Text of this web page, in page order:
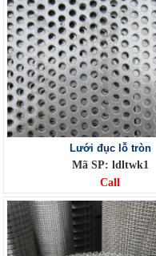
Lưới đục lỗ tròn
Mã SP: ldltwk1
Call